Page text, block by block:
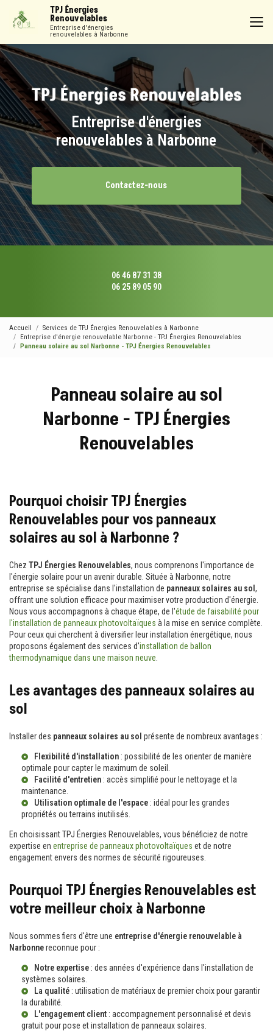
contenu
TPJ Énergies
Renouvelables
Entreprise d'énergies
renouvelables à Narbonne
Entreprise d'énergies
renouvelables à Narbonne
Contactez-nous
06 46 87 31 38
06 25 89 05 90
Accueil
Services de TPJ Énergies Renouvelables à Narbonne
Entreprise d'énergie renouvelable Narbonne - TPJ Énergies Renouvelables
Panneau solaire au sol Narbonne - TPJ Énergies Renouvelables
Panneau solaire au sol
Narbonne - TPJ Énergies
Renouvelables
Pourquoi choisir TPJ Énergies
Renouvelables pour vos panneaux
solaires au sol à Narbonne ?
Chez TPJ Énergies Renouvelables, nous comprenons l'importance de
l'énergie solaire pour un avenir durable. Située à Narbonne, notre
entreprise se spécialise dans l'installation de panneaux solaires au sol ,
offrant une solution efficace pour maximiser votre production d'énergie.
Nous vous accompagnons à chaque étape, de l'étude de faisabilité pour
l'installation de panneaux photovoltaïques à la mise en service complète.
Pour ceux qui cherchent à diversifier leur installation énergétique, nous
proposons également des services d'installation de ballon
thermodynamique dans une maison neuve
Les avantages des panneaux solaires au
sol
Installer des panneaux solaires au sol présente de nombreux avantages :
Flexibilité d'installation : possibilité de les orienter de manière
optimale pour capter le maximum de soleil.
Facilité d'entretien : accès simplifié pour le nettoyage et la
maintenance.
Utilisation optimale de l'espace : idéal pour les grandes
propriétés ou terrains inutilisés.
En choisissant TPJ Énergies Renouvelables, vous bénéficiez de notre
expertise en entreprise de panneaux photovoltaïques et de notre
engagement envers des normes de sécurité rigoureuses.
Pourquoi TPJ Énergies Renouvelables est
votre meilleur choix à Narbonne
Nous sommes fiers d'être une entreprise d'énergie renouvelable à
Narbonnereconnue pour :
Notre expertise : des années d'expérience dans l'installation de
systèmes solaires.
La qualité : utilisation de matériaux de premier choix pour garantir
la durabilité.
L'engagement client : accompagnement personnalisé etdevis
gratuit pour pose et installation de panneaux solaires